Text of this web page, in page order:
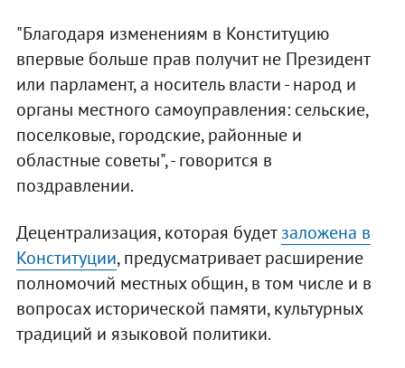
"Благодаря изменениям в Конституцию
впервые больше прав получит не Президент
или парламент, а носитель власти - народ и
органы местного самоуправления: сельские,
поселковые, городские, районные и
областные советы", - говорится в
поздравлении.
Децентрализация, которая будетзаложена в
Конституции, предусматривает расширение
полномочий местных общин, в том числе и в
вопросах исторической памяти, культурных
традиций и языковой политики.